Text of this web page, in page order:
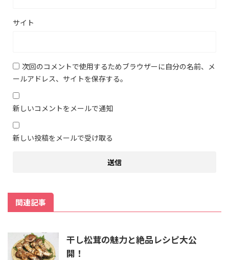
サイト
次回のコメントで使用するためブラウザーに自分の名前、メ
ールアドレス、サイトを保存する。
新しいコメントをメールで通知
新しい投稿をメールで受け取る
関連記事
干し松茸の魅力と絶品レシピ大公
開！